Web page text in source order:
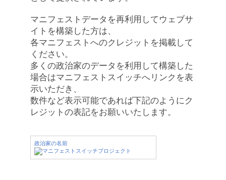
マニフェストデータを再利用してウェブサ
イトを構築した方は、
各マニフェストへのクレジットを掲載して
ください。
多くの政治家のデータを利用して構築した
場合はマニフェストスイッチへリンクを表
示いただき、
数件など表示可能であれば下記のようにク
レジットの表記をお願いいたします。
政治家の名前